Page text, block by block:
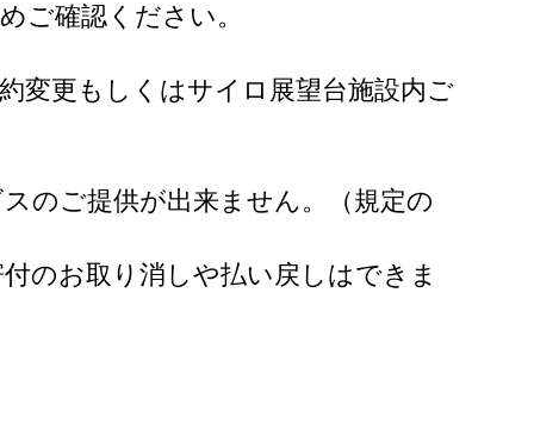
ご確認ください。
変更もしくはサイロ展望台施設内ご
のご提供が出来ません。（規定の
のお取り消しや払い戻しはできま